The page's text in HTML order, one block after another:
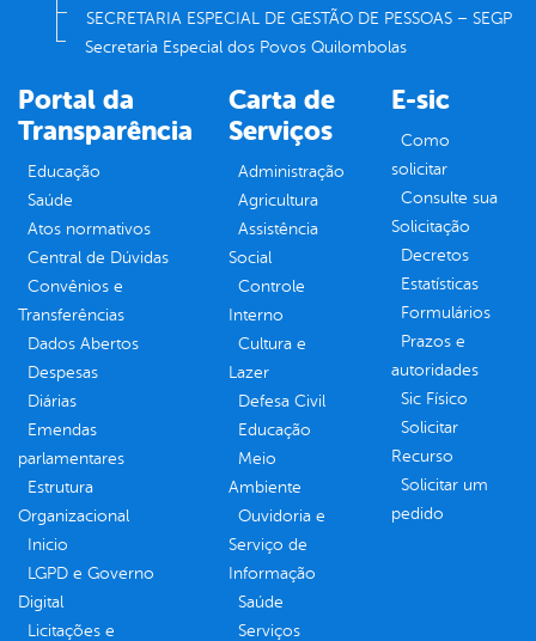
SECRETARIA ESPECIAL DE GESTÃO DE PESSOAS – SEGP
Secretaria Especial dos Povos Quilombolas
Portal da
Transparência
Educação
Saúde
Atos normativos
Central de Dúvidas
Convênios e
Transferências
Dados Abertos
Despesas
Diárias
Emendas
parlamentares
Estrutura
Organizacional
Inicio
LGPD e Governo
Digital
Licitações e
Carta de
Serviços
Administração
Agricultura
Assistência
Social
Controle
Interno
Cultura e
Lazer
Defesa Civil
Educação
Meio
Ambiente
Ouvidoria e
Serviço de
Informação
Saúde
Serviços
E-sic
Como
solicitar
Consulte sua
Solicitação
Decretos
Estatísticas
Formulários
Prazos e
autoridades
Sic Físico
Solicitar
Recurso
Solicitar um
pedido